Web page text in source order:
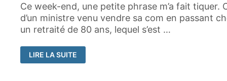
Ce week-end, une petite phrase m’a fait tiquer.
d’un ministre venu vendre sa com en passant
un retraité de 80 ans, lequel s’est …
ASSURER
EN
NUMÉRIQUE
LIRE LA SUITE